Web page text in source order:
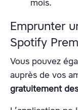
mois.
Emprunter
Spotify
Vous pouvez
auprès de vos
gratuitement